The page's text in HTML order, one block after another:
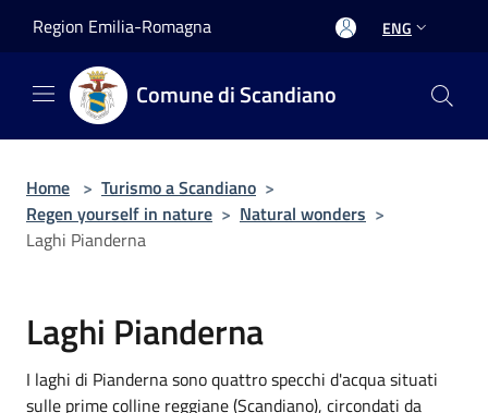
Region Emilia-Romagna ENG
Comune di Scandiano
Home > Turismo a Scandiano >
Regen yourself in nature > Natural wonders >
Laghi Pianderna
Laghi Pianderna
I laghi di Pianderna sono quattro specchi d'acqua situati
sulle prime colline reggiane (Scandiano), circondati da